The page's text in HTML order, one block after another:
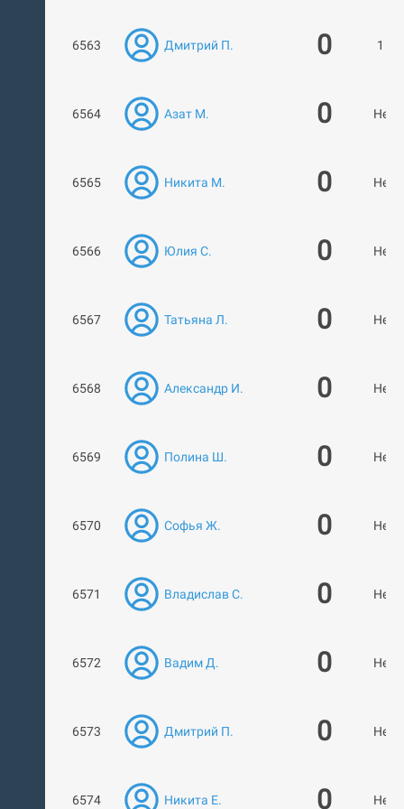
6563 Дмитрий П. 0 1
6564 Азат М. 0 Нет
6565 Никита М. 0 Нет
6566 Юлия С. 0 Нет
6567 Татьяна Л. 0 Нет
6568 Александр И. 0 Нет
6569 Полина Ш. 0 Нет
6570 Софья Ж. 0 Нет
6571 Владислав С. 0 Нет
6572 Вадим Д. 0 Нет
6573 Дмитрий П. 0 Нет
6574 Никита Е. 0 Нет